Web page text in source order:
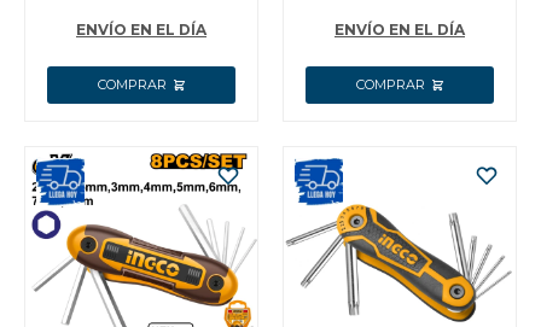
ENVÍO EN EL DÍA ENVÍO EN EL DÍA